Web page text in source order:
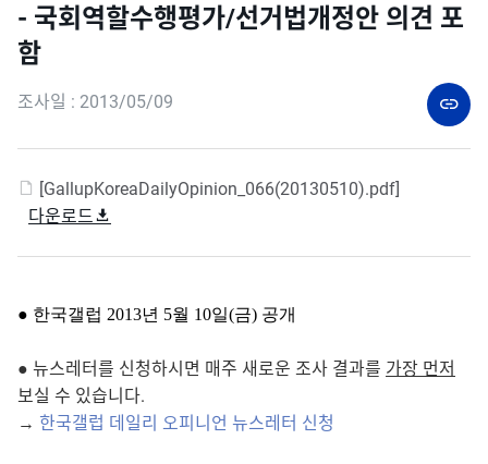
- 국회역할수행평가/선거법개정안 의견 포
함
조사일 : 2013/05/09
[GallupKoreaDailyOpinion_066(20130510).pdf]
다운로드
● 한국갤럽 2013년 5월 10일(금) 공개
● 뉴스레터를 신청하시면 매주 새로운 조사 결과를 가장 먼저
보실 수 있습니다.
→ 한국갤럽 데일리 오피니언 뉴스레터 신청